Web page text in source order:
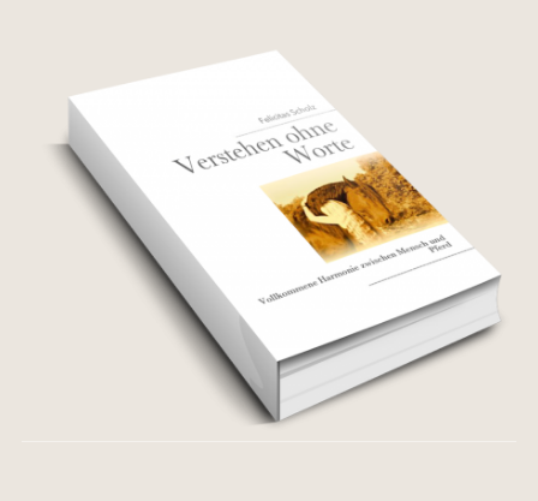
Systemische Aufstellung
mit dem Mediator Pferd